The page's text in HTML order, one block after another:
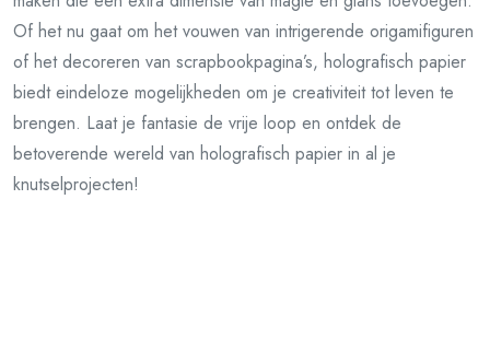
Of het nu gaat om het vouwen van intrigerende origamifiguren
of het decoreren van scrapbookpagina’s, holografisch papier
biedt eindeloze mogelijkheden om je creativiteit tot leven te
brengen. Laat je fantasie de vrije loop en ontdek de
betoverende wereld van holografisch papier in al je
knutselprojecten!